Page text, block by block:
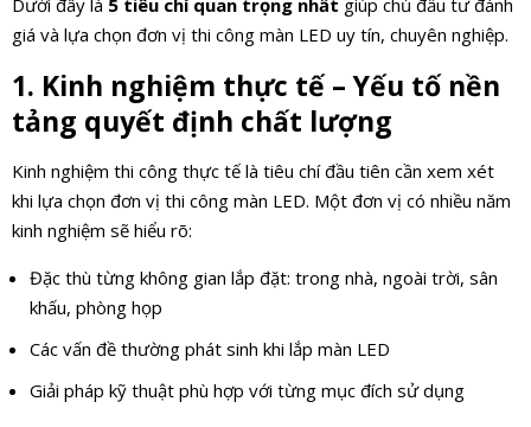
Dưới đây là 5 tiêu chí quan trọng nhất giúp chủ đầu tư đánh
giá và lựa chọn đơn vị thi công màn LED uy tín, chuyên nghiệp.
1. Kinh nghiệm thực tế – Yếu tố nền
tảng quyết định chất lượng
Kinh nghiệm thi công thực tế là tiêu chí đầu tiên cần xem xét
khi lựa chọn đơn vị thi công màn LED. Một đơn vị có nhiều năm
kinh nghiệm sẽ hiểu rõ:
Đặc thù từng không gian lắp đặt: trong nhà, ngoài trời, sân
khấu, phòng họp
Các vấn đề thường phát sinh khi lắp màn LED
Giải pháp kỹ thuật phù hợp với từng mục đích sử dụng